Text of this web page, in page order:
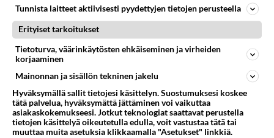
Tänään on päätetty Zoon avaamisesta uudelleen.
Mielenkiintoista nähdä kautokurujen reaktio, nyt kun
kyse ei ole kunnalli...
29.01.2026 17:45 88 1932
Tunnista laitteet aktiivisesti pyydettyjen tietojen perusteella
Erityiset tarkoitukset
Tietoturva, väärinkäytösten ehkäiseminen ja virheiden
korjaaminen
Mainonnan ja sisällön tekninen jakelu
Hyväksymällä sallit tietojesi käsittelyn. Suostumuksesi koskee
tätä palvelua, hyväksymättä jättäminen voi vaikuttaa
asiakaskokemukseesi. Jotkut teknologiat saattavat perustella
tietojen käsittelyä oikeutetulla edulla, voit vastustaa tätä tai
muuttaa muita asetuksia klikkaamalla "Asetukset" linkkiä.